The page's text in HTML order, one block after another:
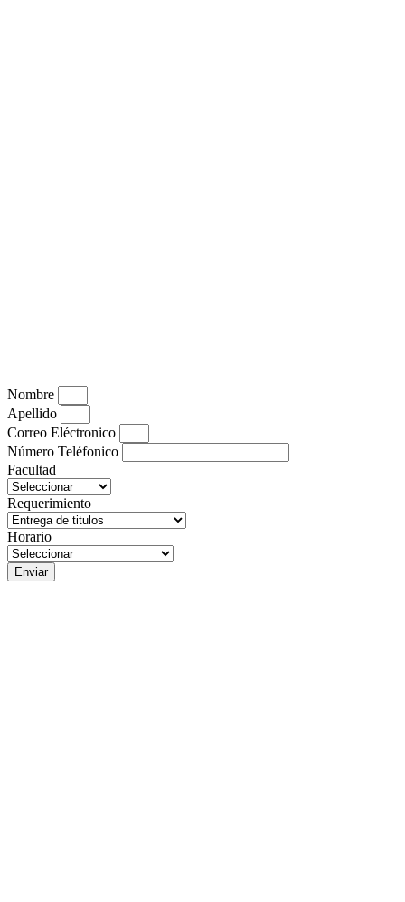
Nombre
Apellido
Correo Eléctronico
Número Teléfonico
Facultad
Requerimiento
Horario
Enviar